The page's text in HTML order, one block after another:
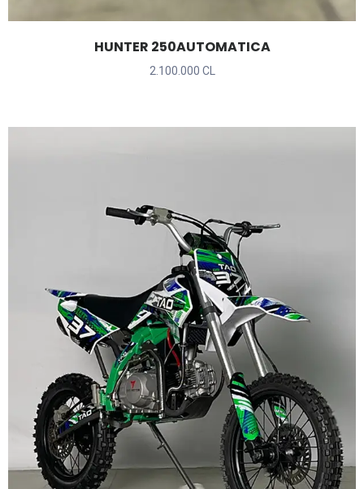
HUNTER 250AUTOMATICA
2.100.000 CL